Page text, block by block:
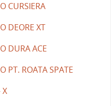
CURSIERA
DEORE XT
DURA ACE
PT. ROATA SPATE
X